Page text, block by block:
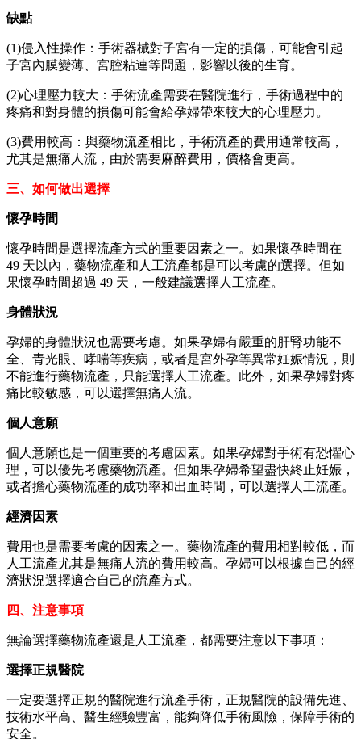
缺點
(1)侵入性操作：手術器械對子宮有一定的損傷，可能會引起
子宮內膜變薄、宮腔粘連等問題，影響以後的生育。
(2)心理壓力較大：手術流產需要在醫院進行，手術過程中的
疼痛和對身體的損傷可能會給孕婦帶來較大的心理壓力。
(3)費用較高：與藥物流產相比，手術流產的費用通常較高，
尤其是無痛人流，由於需要麻醉費用，價格會更高。
三、如何做出選擇
懷孕時間
懷孕時間是選擇流產方式的重要因素之一。如果懷孕時間在
49 天以內，藥物流產和人工流產都是可以考慮的選擇。但如
果懷孕時間超過 49 天，一般建議選擇人工流產。
身體狀況
孕婦的身體狀況也需要考慮。如果孕婦有嚴重的肝腎功能不
全、青光眼、哮喘等疾病，或者是宮外孕等異常妊娠情況，則
不能進行藥物流產，只能選擇人工流產。此外，如果孕婦對疼
痛比較敏感，可以選擇無痛人流。
個人意願
個人意願也是一個重要的考慮因素。如果孕婦對手術有恐懼心
理，可以優先考慮藥物流產。但如果孕婦希望盡快終止妊娠，
或者擔心藥物流產的成功率和出血時間，可以選擇人工流產。
經濟因素
費用也是需要考慮的因素之一。藥物流產的費用相對較低，而
人工流產尤其是無痛人流的費用較高。孕婦可以根據自己的經
濟狀況選擇適合自己的流產方式。
四、注意事項
無論選擇藥物流產還是人工流產，都需要注意以下事項：
選擇正規醫院
一定要選擇正規的醫院進行流產手術，正規醫院的設備先進、
技術水平高、醫生經驗豐富，能夠降低手術風險，保障手術的
安全。